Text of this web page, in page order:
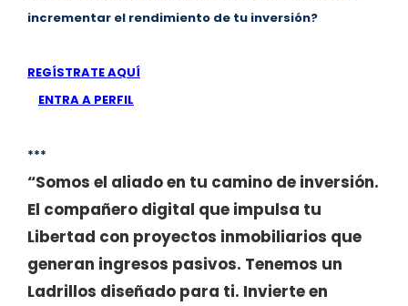
incrementar el rendimiento de tu inversión?
REGÍSTRATE AQUÍ
ENTRA A PERFIL
***
“Somos el aliado en tu camino de inversión.
El compañero digital que impulsa tu
Libertad con proyectos inmobiliarios que
generan ingresos pasivos. Tenemos un
Ladrillos diseñado para ti. Invierte en